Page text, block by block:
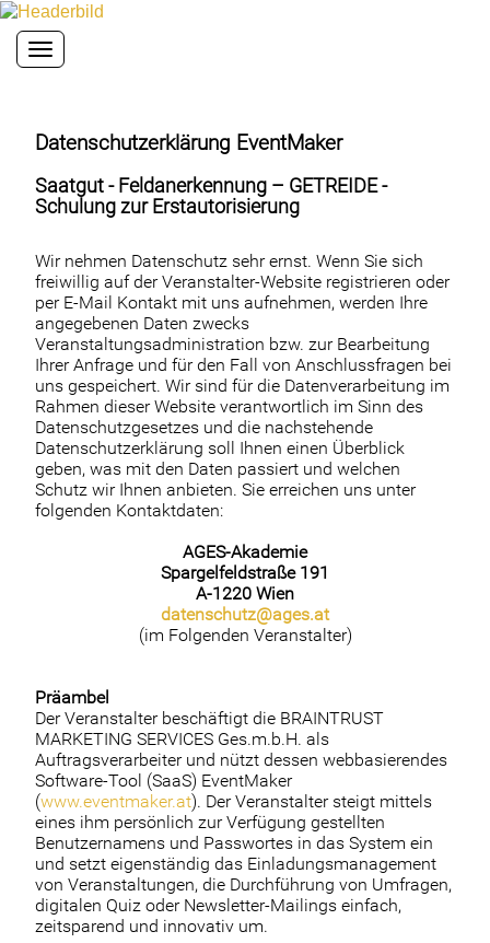
Toggle navigation
Datenschutzerklärung EventMaker
Saatgut - Feldanerkennung – GETREIDE -
Schulung zur Erstautorisierung
Wir nehmen Datenschutz sehr ernst. Wenn Sie sich
freiwillig auf der Veranstalter-Website registrieren oder
per E-Mail Kontakt mit uns aufnehmen, werden Ihre
angegebenen Daten zwecks
Veranstaltungsadministration bzw. zur Bearbeitung
Ihrer Anfrage und für den Fall von Anschlussfragen bei
uns gespeichert. Wir sind für die Datenverarbeitung im
Rahmen dieser Website verantwortlich im Sinn des
Datenschutzgesetzes und die nachstehende
Datenschutzerklärung soll Ihnen einen Überblick
geben, was mit den Daten passiert und welchen
Schutz wir Ihnen anbieten. Sie erreichen uns unter
folgenden Kontaktdaten:
AGES-Akademie
Spargelfeldstraße 191
A-1220 Wien
datenschutz@ages.at
(im Folgenden Veranstalter)
Präambel
Der Veranstalter beschäftigt die BRAINTRUST
MARKETING SERVICES Ges.m.b.H. als
Auftragsverarbeiter und nützt dessen webbasierendes
Software-Tool (SaaS) EventMaker
(www.eventmaker.at). Der Veranstalter steigt mittels
eines ihm persönlich zur Verfügung gestellten
Benutzernamens und Passwortes in das System ein
und setzt eigenständig das Einladungsmanagement
von Veranstaltungen, die Durchführung von Umfragen,
digitalen Quiz oder Newsletter-Mailings einfach,
zeitsparend und innovativ um.